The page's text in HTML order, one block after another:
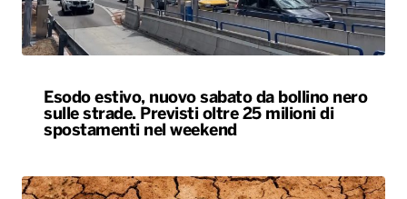
Esodo estivo, nuovo sabato da bollino nero
sulle strade. Previsti oltre 25 milioni di
spostamenti nel weekend